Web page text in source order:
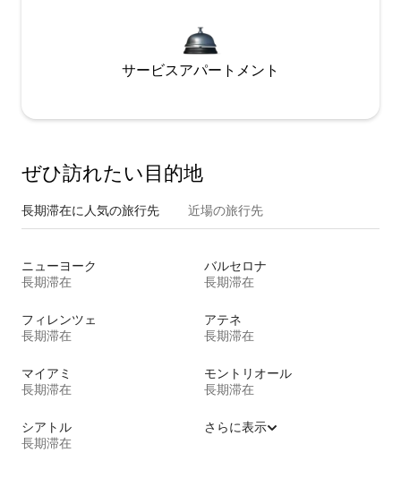
サービスアパートメント
ぜひ訪⁠れ⁠た⁠い目⁠的⁠地
長期滞在に人気の旅行先 近場の旅行先
ニューヨーク
長期滞在
バルセロナ
長期滞在
フィレンツェ
長期滞在
アテネ
長期滞在
マイアミ
長期滞在
モントリオール
長期滞在
シアトル
長期滞在
さらに表示